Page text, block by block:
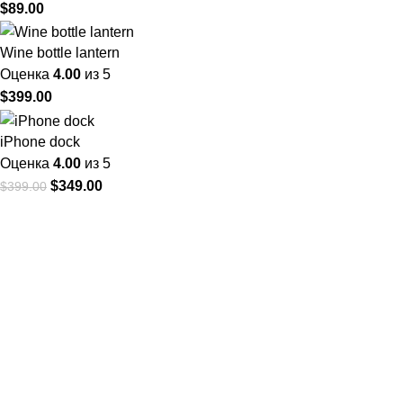
$89.00
Wine bottle lantern
Оценка 4.00 из 5
$399.00
iPhone dock
Оценка 4.00 из 5
$399.00 $349.00